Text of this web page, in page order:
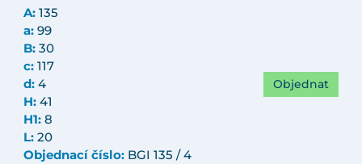
A: 135
a: 99
B: 30
c: 117
d: 4
H: 41
H1: 8
L: 20
Objednací číslo: BGI 135 / 4
Objednat